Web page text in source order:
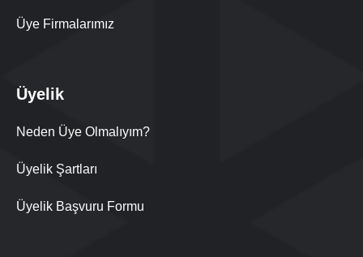
Üye Firmalarımız
Üyelik
Neden Üye Olmalıyım?
Üyelik Şartları
Üyelik Başvuru Formu